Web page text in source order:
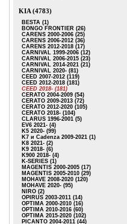
KIA (4783)
BESTA (1)
BONGO FRONTIER (26)
CARENS 2000-2006 (25)
CARENS 2006-2012 (36)
CARENS 2012-2018 (17)
CARNIVAL 1999-2006 (12)
CARNIVAL 2006-2015 (23)
CARNIVAL 2014-2021 (21)
CARNIVAL 2020- (81)
CEED 2007-2012 (119)
CEED 2012-2018 (181)
CEED 2018- (181)
CERATO 2004-2009 (54)
CERATO 2009-2013 (72)
CERATO 2012-2020 (105)
CERATO 2018- (104)
CLARUS 1996-2001 (5)
EV6 2021- (4)
K5 2020- (99)
K7 и Cadenza 2009-2021 (1)
K8 2021- (2)
K9 2018- (6)
K900 2018- (4)
K-SERIES (1)
MAGENTIS 2000-2005 (17)
MAGENTIS 2005-2010 (29)
MOHAVE 2008-2020 (120)
MOHAVE 2020- (95)
NIRO (2)
OPIRUS 2003-2011 (14)
OPTIMA 2000-2010 (16)
OPTIMA 2010-2016 (60)
OPTIMA 2015-2020 (102)
PICANTO 2004-2011 (44)